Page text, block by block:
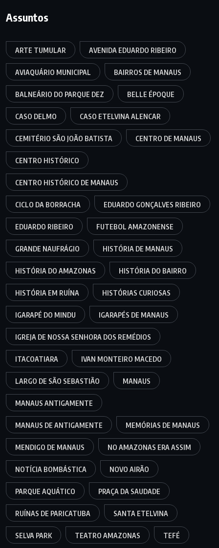
Assuntos
ARTE TUMULAR AVENIDA EDUARDO RIBEIRO
AVIAQUÁRIO MUNICIPAL BAIRROS DE MANAUS
BALNEÁRIO DO PARQUE DEZ BELLE ÉPOQUE
CASO DELMO CASO ETELVINA ALENCAR
CEMITÉRIO SÃO JOÃO BATISTA CENTRO DE MANAUS
CENTRO HISTÓRICO
CENTRO HISTÓRICO DE MANAUS
CICLO DA BORRACHA EDUARDO GONÇALVES RIBEIRO
EDUARDO RIBEIRO FUTEBOL AMAZONENSE
GRANDE NAUFRÁGIO HISTÓRIA DE MANAUS
HISTÓRIA DO AMAZONAS HISTÓRIA DO BAIRRO
HISTÓRIA EM RUÍNA HISTÓRIAS CURIOSAS
IGARAPÉ DO MINDU IGARAPÉS DE MANAUS
IGREJA DE NOSSA SENHORA DOS REMÉDIOS
ITACOATIARA IVAN MONTEIRO MACEDO
LARGO DE SÃO SEBASTIÃO MANAUS
MANAUS ANTIGAMENTE
MANAUS DE ANTIGAMENTE MEMÓRIAS DE MANAUS
MENDIGO DE MANAUS NO AMAZONAS ERA ASSIM
NOTÍCIA BOMBÁSTICA NOVO AIRÃO
PARQUE AQUÁTICO PRAÇA DA SAUDADE
RUÍNAS DE PARICATUBA SANTA ETELVINA
SELVA PARK TEATRO AMAZONAS TEFÉ